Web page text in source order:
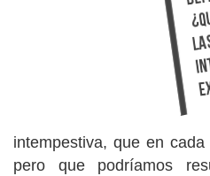
intempestiva, que en
pero que podríamos